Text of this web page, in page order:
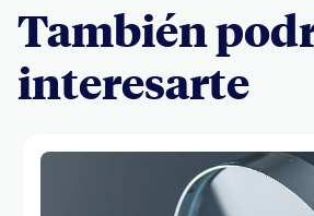
También
interesarte